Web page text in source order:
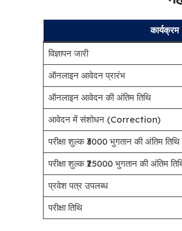
कार्यक्रम
विज्ञापन जारी
ऑनलाइन आवेदन प्रारंभ
ऑनलाइन आवेदन की अंतिम तिथि
आवेदन में संशोधन (Correction)
परीक्षा शुल्क ₹3000 भुगतान की अंतिम तिथि
परीक्षा शुल्क ₹25000 भुगतान की अंतिम
प्रवेश पत्र उपलब्ध
परीक्षा तिथि